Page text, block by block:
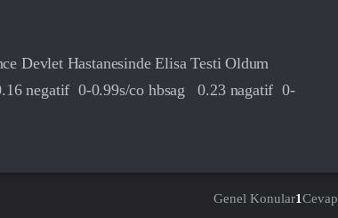
Devlet Hastanesinde Elisa Testi Oldum
negatif 0-0.99s/co hbsag 0.23 nagatif 0-
Genel Konular1Cevap